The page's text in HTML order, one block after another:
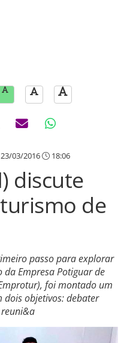
23/03/2016 18:06
discute
de
passo para explorar
Empresa Potiguar de
foi montado um
dois objetivos: debater